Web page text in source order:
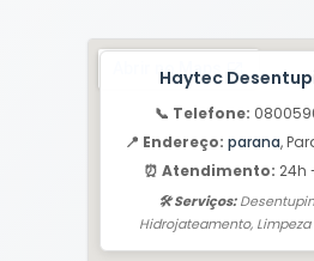
Haytec
📞 Telefone:
📍 Endereço: parana,
⏰ Atendimento: 24h
🛠️ Serviços:
Hidrojateamento, Limpeza